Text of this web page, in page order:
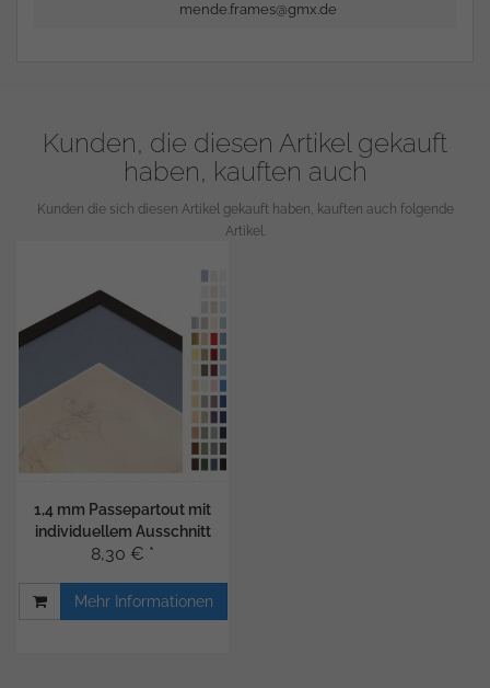
mende.frames@gmx.de
Kunden, die diesen Artikel gekauft
haben, kauften auch
Kunden die sich diesen Artikel gekauft haben, kauften auch folgende
Artikel.
1,4 mm Passepartout mit
individuellem Ausschnitt
8,30 € *
Mehr Informationen